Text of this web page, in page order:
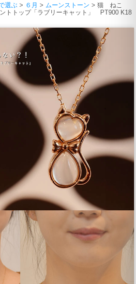
選ぶ > ６月 > ムーンストーン > 猫 ねこ
トトップ「ラブリーキャット」 PT900 K18